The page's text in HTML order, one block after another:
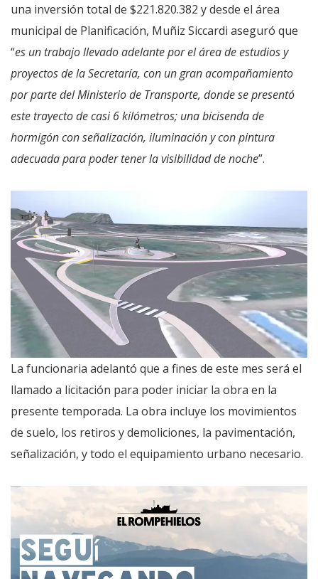
una inversión total de $221.820.382 y desde el área
municipal de Planificación, Muñiz Siccardi aseguró que
“es un trabajo llevado adelante por el área de estudios y
proyectos de la Secretaría, con un gran acompañamiento
por parte del Ministerio de Transporte, donde se presentó
este trayecto de casi 6 kilómetros; una bicisenda de
hormigón con señalización, iluminación y con pintura
adecuada para poder tener la visibilidad de noche”.
La funcionaria adelantó que a fines de este mes será el
llamado a licitación para poder iniciar la obra en la
presente temporada. La obra incluye los movimientos
de suelo, los retiros y demoliciones, la pavimentación,
señalización, y todo el equipamiento urbano necesario.